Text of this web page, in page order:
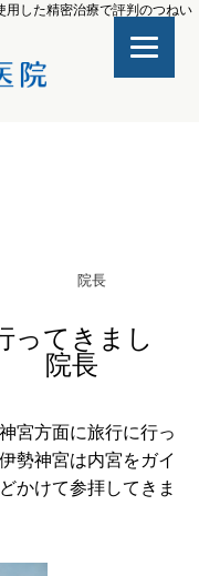
用した精密治療で評判のつねい
した 院長
ってきまし
長
宮方面に旅行に行っ
勢神宮は内宮をガイ
かけて参拝してきま